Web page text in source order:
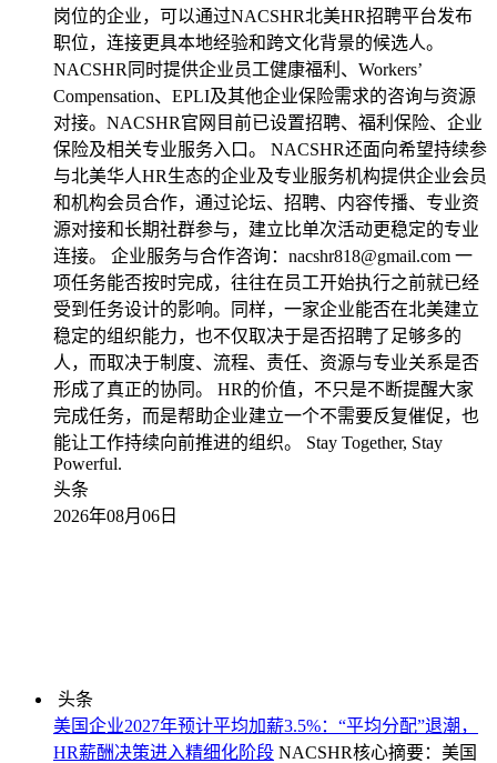
岗位的企业，可以通过NACSHR北美HR招聘平台发布
职位，连接更具本地经验和跨文化背景的候选人。
NACSHR同时提供企业员工健康福利、Workers’
Compensation、EPLI及其他企业保险需求的咨询与资源
对接。NACSHR官网目前已设置招聘、福利保险、企业
保险及相关专业服务入口。 NACSHR还面向希望持续参
与北美华人HR生态的企业及专业服务机构提供企业会员
和机构会员合作，通过论坛、招聘、内容传播、专业资
源对接和长期社群参与，建立比单次活动更稳定的专业
连接。 企业服务与合作咨询：nacshr818@gmail.com 一
项任务能否按时完成，往往在员工开始执行之前就已经
受到任务设计的影响。同样，一家企业能否在北美建立
稳定的组织能力，也不仅取决于是否招聘了足够多的
人，而取决于制度、流程、责任、资源与专业关系是否
形成了真正的协同。 HR的价值，不只是不断提醒大家
完成任务，而是帮助企业建立一个不需要反复催促，也
能让工作持续向前推进的组织。 Stay Together, Stay
Powerful.
头条
2026年08月06日
头条
美国企业2027年预计平均加薪3.5%：“平均分配”退潮，
HR薪酬决策进入精细化阶段 NACSHR核心摘要：美国